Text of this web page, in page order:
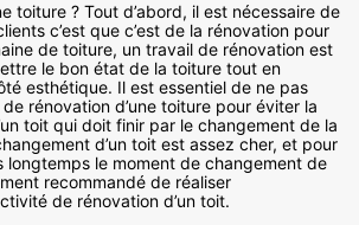
toiture ? Tout d’abord, il est nécessaire de
c’est que c’est de la rénovation pour
de toiture, un travail de rénovation est
le bon état de la toiture tout en
esthétique. Il est essentiel de ne pas
rénovation d’une toiture pour éviter la
toit qui doit finir par le changement de la
d’un toit est assez cher, et pour
longtemps le moment de changement de
recommandé de réaliser
de rénovation d’un toit.